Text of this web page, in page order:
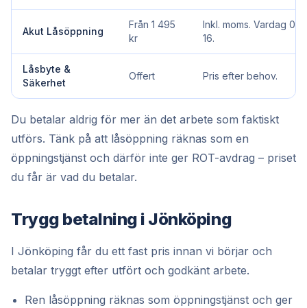
Akut Låsöppning
Från 1 495
kr
Inkl. moms. Vardag 07–
16.
Låsbyte &
Säkerhet
Offert Pris efter behov.
Du betalar aldrig för mer än det arbete som faktiskt
utförs. Tänk på att låsöppning räknas som en
öppningstjänst och därför inte ger ROT-avdrag – priset
du får är vad du betalar.
Trygg betalning i Jönköping
I Jönköping får du ett fast pris innan vi börjar och
betalar tryggt efter utfört och godkänt arbete.
Ren låsöppning räknas som öppningstjänst och ger